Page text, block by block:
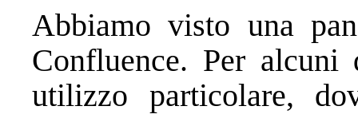
Abbiamo visto una
Confluence. Per
utilizzo particolare,